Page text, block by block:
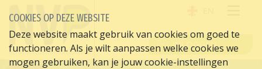
INLOGGEN
COOKIES OP DEZE WEBSITE
Deze website maakt gebruik van cookies om goed te
functioneren. Als je wilt aanpassen welke cookies we
mogen gebruiken, kan je jouw cookie-instellingen